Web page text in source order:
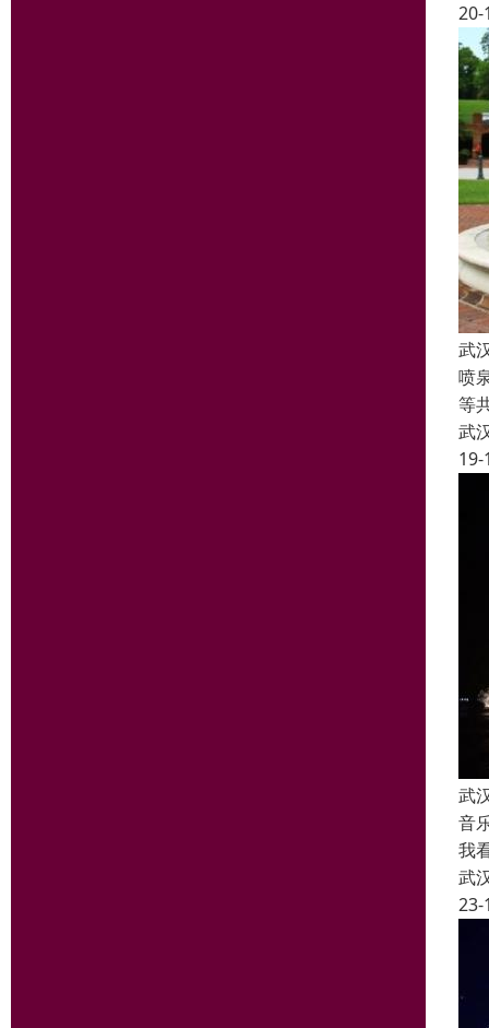
20-
武
喷
等
武
19-
武
音
我
武
23-